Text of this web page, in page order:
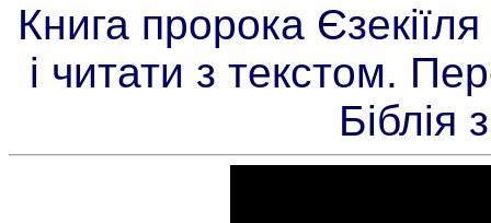
Книга пророка
і читати з текстом.
Біблія